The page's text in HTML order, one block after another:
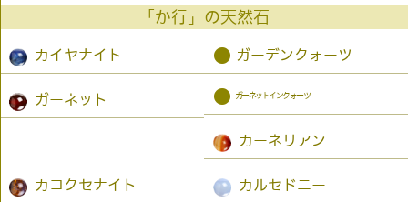
「か行」の天然石
カイヤナイト ● ガーデンクォーツ
ガーネット ● ガーネットインクォーツ
カーネリアン
カコクセナイト カルセドニー